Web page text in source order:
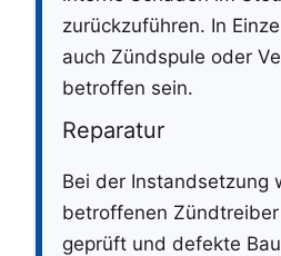
zurückzuführen. In
auch Zündspule oder
betroffen sein.
Reparatur
Bei der Instandsetzung
betroffenen
geprüft und defekte